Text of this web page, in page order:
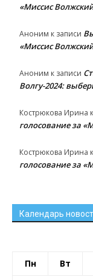
«Миссис
Аноним к записи
«Миссис
Аноним к записи
Волгу-2024:
Кострюкова Ирина
голосование за
Кострюкова Ирина
голосование за
Календарь
Пн Вт